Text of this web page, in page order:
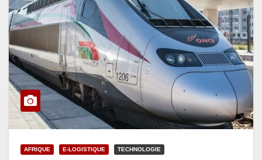
AFRIQUE E-LOGISTIQUE TECHNOLOGIE